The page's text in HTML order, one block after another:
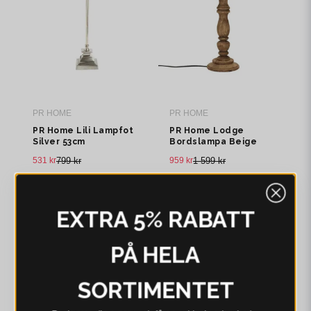
PR HOME
PR Home Lili Lampfot
Silver 53cm
799 kr
531 kr
PR HOME
PR Home Lodge
Bordslampa Beige
1 599 kr
959 kr
-16%
EXTRA 5% RABATT
PÅ HELA
SORTIMENTET